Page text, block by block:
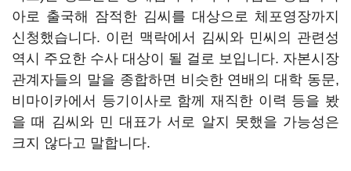
아로 출국해 잠적한 김씨를 대상으로 체포영장까지
신청했습니다. 이런 맥락에서 김씨와 민씨의 관련성
역시 주요한 수사 대상이 될 걸로 보입니다. 자본시장
관계자들의 말을 종합하면 비슷한 연배의 대학 동문,
비마이카에서 등기이사로 함께 재직한 이력 등을 봤
을 때 김씨와 민 대표가 서로 알지 못했을 가능성은
크지 않다고 말합니다.